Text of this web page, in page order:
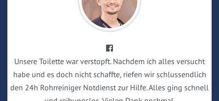
Unsere Toilette war verstopft. Nachdem ich alles versucht
habe und es doch nicht schaffte, riefen wir schlussendlich
den 24h Rohrreiniger Notdienst zur Hilfe. Alles ging schnell